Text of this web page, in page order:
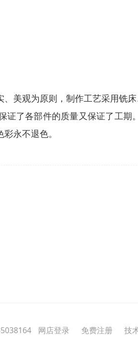
美观为原则，制作工艺采用铣
了各部件的质量又保证了工
永不退色。
网店登录 免费注册 技